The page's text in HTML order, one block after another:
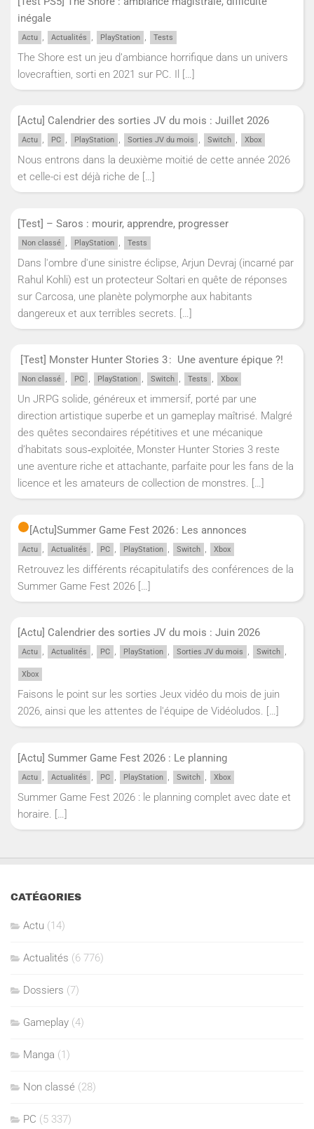
inégale
Actu , Actualités , PlayStation , Tests
The Shore est un jeu d’ambiance horrifique dans un univers
lovecraftien, sorti en 2021 sur PC. Il […]
[Actu] Calendrier des sorties JV du mois : Juillet 2026
Actu , PC , PlayStation , Sorties JV du mois , Switch , Xbox
Nous entrons dans la deuxième moitié de cette année 2026
et celle-ci est déjà riche de […]
[Test] – Saros : mourir, apprendre, progresser
Non classé , PlayStation , Tests
Dans l'ombre d'une sinistre éclipse, Arjun Devraj (incarné par
Rahul Kohli) est un protecteur Soltari en quête de réponses
sur Carcosa, une planète polymorphe aux habitants
dangereux et aux terribles secrets. […]
[Test] Monster Hunter Stories 3 : Une aventure épique ?!
Non classé , PC , PlayStation , Switch , Tests , Xbox
Un JRPG solide, généreux et immersif, porté par une
direction artistique superbe et un gameplay maîtrisé. Malgré
des quêtes secondaires répétitives et une mécanique
d’habitats sous‑exploitée, Monster Hunter Stories 3 reste
une aventure riche et attachante, parfaite pour les fans de la
licence et les amateurs de collection de monstres. […]
[Actu]Summer Game Fest 2026 : Les annonces
Actu , Actualités , PC , PlayStation , Switch , Xbox
Retrouvez les différents récapitulatifs des conférences de la
Summer Game Fest 2026 […]
[Actu] Calendrier des sorties JV du mois : Juin 2026
Actu , Actualités , PC , PlayStation , Sorties JV du mois , Switch ,
Xbox
Faisons le point sur les sorties Jeux vidéo du mois de juin
2026, ainsi que les attentes de l'équipe de Vidéoludos. […]
[Actu] Summer Game Fest 2026 : Le planning
Actu , Actualités , PC , PlayStation , Switch , Xbox
Summer Game Fest 2026 : le planning complet avec date et
horaire. […]
CATÉGORIES
Actu (14)
Actualités (6 776)
Dossiers (7)
Gameplay (4)
Manga (1)
Non classé (28)
PC (5 337)